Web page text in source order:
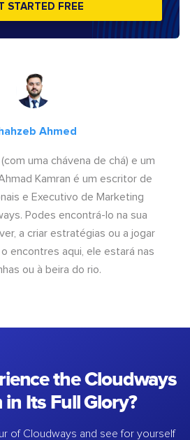
STARTED FREE
Ahmed
uma chávena de chá) e um
Kamran é um escritor de
e Executivo de Marketing
Podes encontrá-lo na sua
a criar estratégias ou a jogar
encontres aqui, ele estará nas
ou à beira do rio.
the Cloudways
Its Full Glory?
of Cloudways and see for yourself